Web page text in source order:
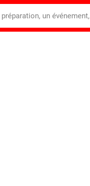
un événement,